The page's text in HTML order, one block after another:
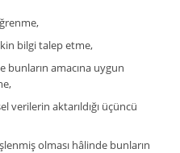
bilgi talep etme,
bunların amacına uygun
verilerin aktarıldığı üçüncü
olması hâlinde bunların